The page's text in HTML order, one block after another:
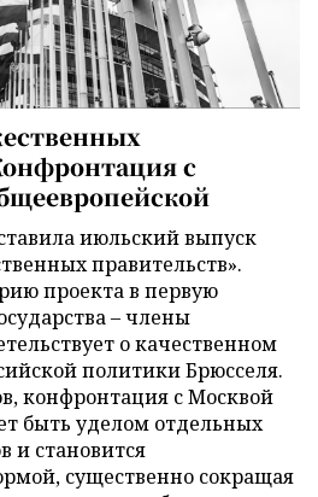
с
июльский выпуск
правительств».
проекта в первую
– члены
о качественном
политики Брюсселя.
конфронтация с Москвой
быть уделом отдельных
и становится
существенно сокращая